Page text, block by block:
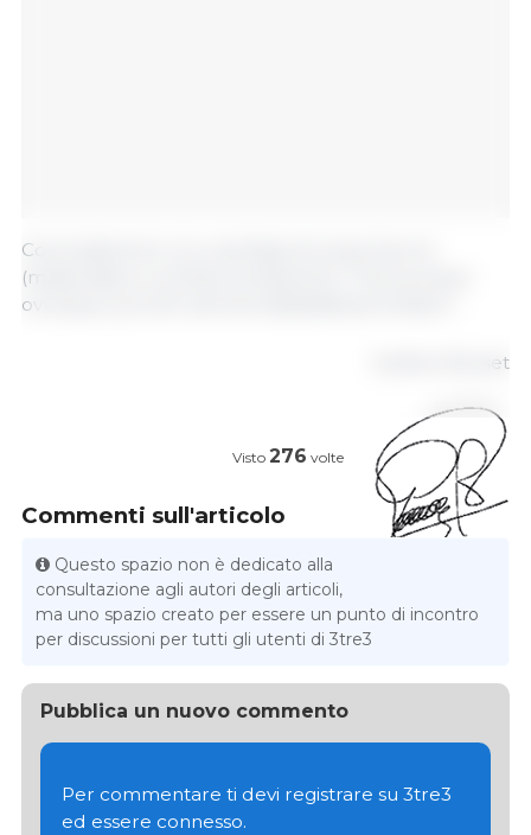
Concluderemo con una frase di Lewis Carroll
(matematico e scrittore britannico): “Puoi arrivare
ovunque, purché cammini abbastanza lontano”...
Guillem Burset
Visto 276 volte
Commenti sull'articolo
Questo spazio non è dedicato alla
consultazione agli autori degli articoli,
ma uno spazio creato per essere un punto di incontro
per discussioni per tutti gli utenti di 3tre3
Pubblica un nuovo commento
Per commentare ti devi registrare su 3tre3
ed essere connesso.